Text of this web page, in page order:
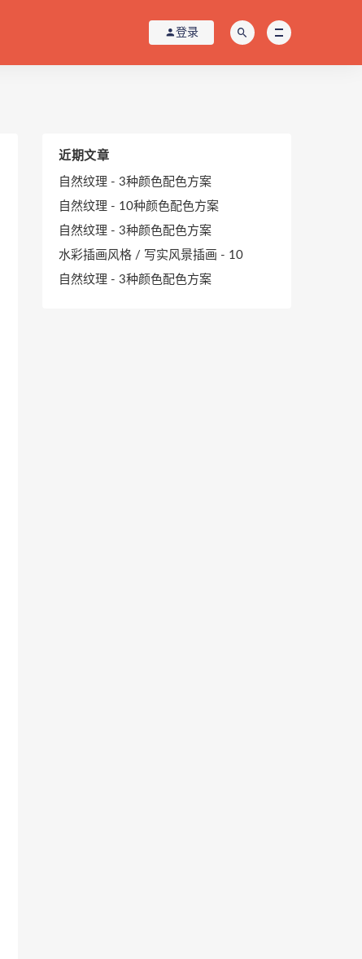
登录
近期文章
自然纹理 - 3种颜色配色方案
自然纹理 - 10种颜色配色方案
自然纹理 - 3种颜色配色方案
水彩插画风格 / 写实风景插画 - 10
自然纹理 - 3种颜色配色方案